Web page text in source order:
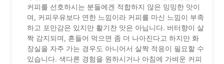
커피를 선호하시는 분들에겐 적합하지 않은 밍밍한 맛이
며, 커피우유보다 연한 느낌이라 커피를 마신 느낌이 부족
하고 포만감은 있지만 활기찬 맛은 아닙니다. 버터향이 살
짝 감지되며, 흔들어 먹으면 좀 더 나아진다고 하지만 화
장실을 자주 가는 경우도 아니어서 살짝 적응이 필요할 수
있습니다. 색다른 경험을 원하시거나 아침에 가벼운 커피